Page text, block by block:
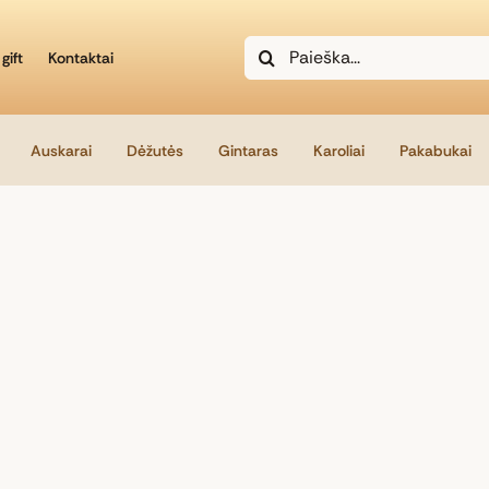
Kontaktai
Search
for:
Auskarai Dėžutės Gintaras Karoliai Pakabukai